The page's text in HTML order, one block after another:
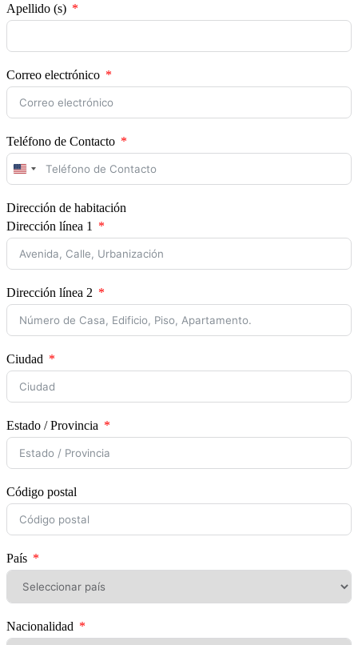
Apellido (s)
Correo electrónico
Teléfono de Contacto
United
States
Dirección de habitación
Dirección línea 1
Dirección línea 2
Ciudad
Estado / Provincia
Código postal
País
Nacionalidad